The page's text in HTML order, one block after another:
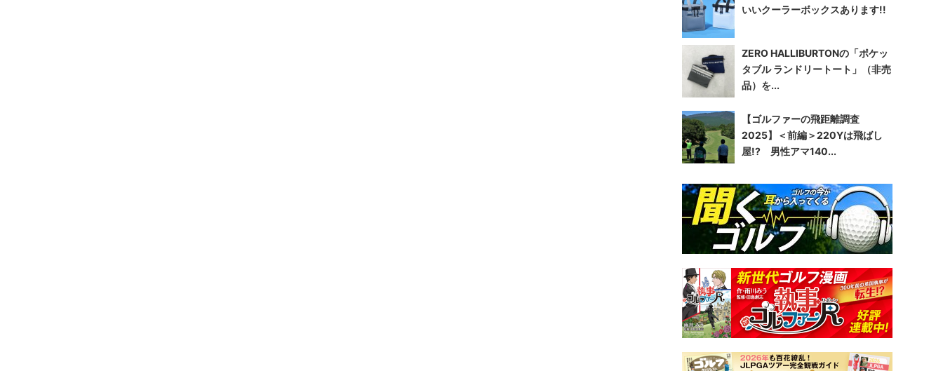
いいクーラーボックスあります!!
ZERO HALLIBURTONの「ポケッ
タブル ランドリートート」（非売
品）を...
【ゴルファーの飛距離調査
2025】＜前編＞220Yは飛ばし
屋!? 男性アマ140...